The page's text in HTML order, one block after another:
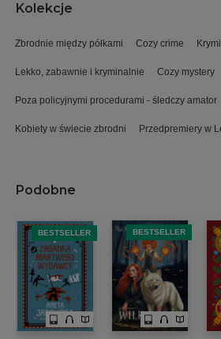
Kolekcje
Zbrodnie między półkami Cozy crime
Lekko, zabawnie i kryminalnie Cozy mystery
Poza policyjnymi procedurami - śledczy amator
Kobiety w świecie zbrodni Przedpremiery w
Podobne
BESTSELLER BESTSELLER